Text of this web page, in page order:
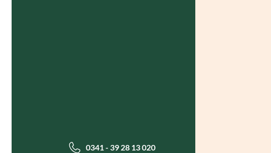
0341 - 39 28 13 020